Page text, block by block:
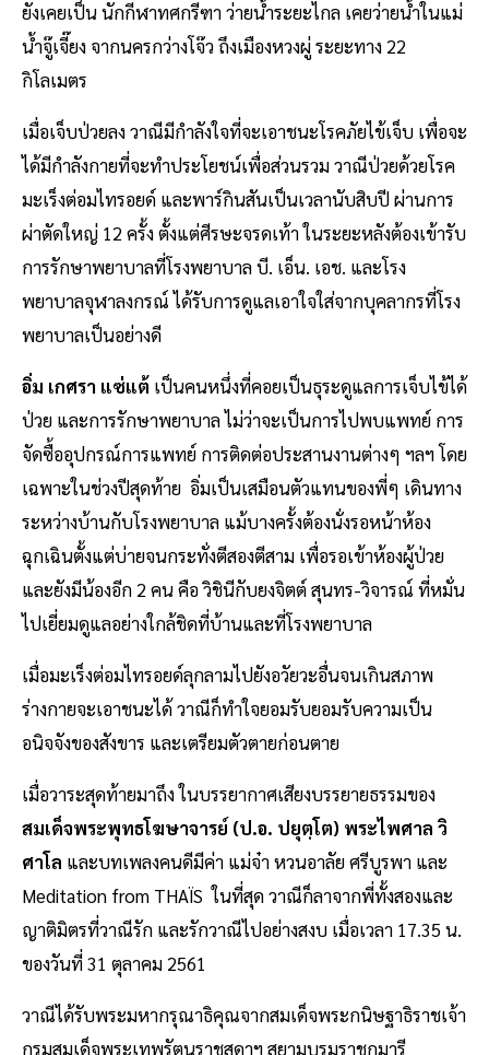
ยังเคยเป็น นักกีฬาทศกรีฑา ว่ายน้ำระยะไกล เคยว่ายน้ำในแม่
น้ำจู๊เจี๊ยง จากนครกว่างโจ๊ว ถึงเมืองหวงผู่ ระยะทาง 22
กิโลเมตร
เมื่อเจ็บป่วยลง วาณีมีกำลังใจที่จะเอาชนะโรคภัยไข้เจ็บ เพื่อจะ
ได้มีกำลังกายที่จะทำประโยชน์เพื่อส่วนรวม วาณีป่วยด้วยโรค
มะเร็งต่อมไทรอยด์ และพาร์กินสันเป็นเวลานับสิบปี ผ่านการ
ผ่าตัดใหญ่ 12 ครั้ง ตั้งแต่ศีรษะจรดเท้า ในระยะหลังต้องเข้ารับ
การรักษาพยาบาลที่โรงพยาบาล บี. เอ็น. เอช. และโรง
พยาบาลจุฬาลงกรณ์ ได้รับการดูแลเอาใจใส่จากบุคลากรที่โรง
พยาบาลเป็นอย่างดี
อิ่ม เกศรา แซ่แต้ เป็นคนหนึ่งที่คอยเป็นธุระดูแลการเจ็บไข้ได้
ป่วย และการรักษาพยาบาล ไม่ว่าจะเป็นการไปพบแพทย์ การ
จัดซื้ออุปกรณ์การแพทย์ การติดต่อประสานงานต่างๆ ฯลฯ โดย
เฉพาะในช่วงปีสุดท้าย อิ่มเป็นเสมือนตัวแทนของพี่ๆ เดินทาง
ระหว่างบ้านกับโรงพยาบาล แม้บางครั้งต้องนั่งรอหน้าห้อง
ฉุกเฉินตั้งแต่บ่ายจนกระทั่งตีสองตีสาม เพื่อรอเข้าห้องผู้ป่วย
และยังมีน้องอีก 2 คน คือ วิชินีกับยงจิตต์ สุนทร-วิจารณ์ ที่หมั่น
ไปเยี่ยมดูแลอย่างใกล้ชิดที่บ้านและที่โรงพยาบาล
เมื่อมะเร็งต่อมไทรอยด์ลุกลามไปยังอวัยวะอื่นจนเกินสภาพ
ร่างกายจะเอาชนะได้ วาณีก็ทำใจยอมรับยอมรับความเป็น
อนิจจังของสังขาร และเตรียมตัวตายก่อนตาย
เมื่อวาระสุดท้ายมาถึง ในบรรยากาศเสียงบรรยายธรรมของ
สมเด็จพระพุทธโฆษาจารย์ (ป.อ. ปยุตฺโต) พระไพศาล วิ
ศาโล และบทเพลงคนดีมีค่า แม่จ๋า หวนอาลัย ศรีบูรพา และ
Meditation from THAÏS ในที่สุด วาณีก็ลาจากพี่ทั้งสองและ
ญาติมิตรที่วาณีรัก และรักวาณีไปอย่างสงบ เมื่อเวลา 17.35 น.
ของวันที่ 31 ตุลาคม 2561
วาณีได้รับพระมหากรุณาธิคุณจากสมเด็จพระกนิษฐาธิราชเจ้า
กรมสมเด็จพระเทพรัตนราชสุดาฯ สยามบรมราชกุมารี